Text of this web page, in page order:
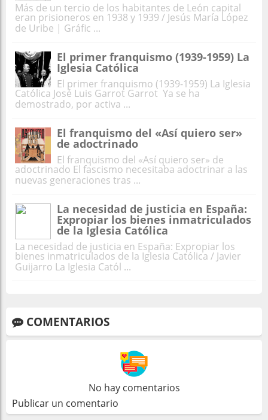
Más de un tercio de los habitantes de León capital
eran prisioneros en 1938 y 1939 / Jesús María López
de Uribe | Gráfic ...
El primer franquismo (1939-1959) La
Iglesia Católica
El primer franquismo (1939-1959) La Iglesia
Católica José Luis Garrot Garrot Ya se ha
demostrado, por activa ...
El franquismo del «Así quiero ser»
de adoctrinado
El franquismo del «Así quiero ser» de
adoctrinado El fascismo necesitaba adoctrinar a las
nuevas generaciones tras ...
La necesidad de justicia en España:
Expropiar los bienes inmatriculados
de la Iglesia Católica
La necesidad de justicia en España: Expropiar los
bienes inmatriculados de la Iglesia Católica / Javier
Guijarro La Iglesia Catól ...
COMENTARIOS
No hay comentarios
Publicar un comentario